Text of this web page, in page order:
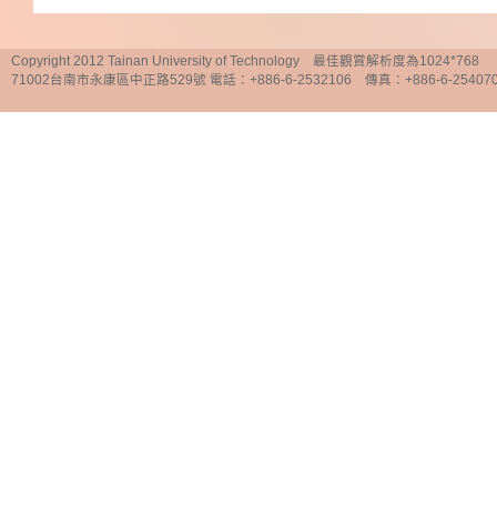
Copyright 2012 Tainan University of Technology 最佳觀賞解析度為1024*768
71002台南市永康區中正路529號 電話：+886-6-2532106 傳真：+886-6-